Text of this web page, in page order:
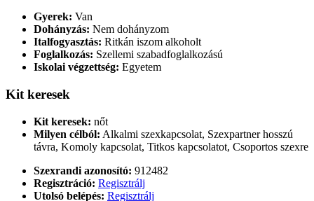
Gyerek: Van
Dohányzás: Nem dohányzom
Italfogyasztás: Ritkán iszom alkoholt
Foglalkozás: Szellemi szabadfoglalkozású
Iskolai végzettség: Egyetem
Kit keresek
Kit keresek: nőt
Milyen célból: Alkalmi szexkapcsolat, Szexpartner hosszú
távra, Komoly kapcsolat, Titkos kapcsolatot, Csoportos szexre
Szexrandi azonosító: 912482
Regisztráció: Regisztrálj
Utolsó belépés: Regisztrálj